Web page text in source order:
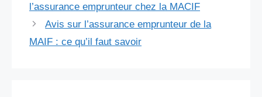
l’assurance emprunteur chez la MACIF
Avis sur l’assurance emprunteur de la
MAIF : ce qu’il faut savoir